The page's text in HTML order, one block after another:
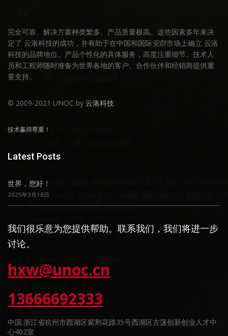
完全可靠、解决方案种类繁多、产品质量极高。这些因素多年来决
定了 云洛科技的成功，并有助于在中国和国际安防市场上确立 云洛
科技的品牌地位。产品个性化的具体服务，高度注重细节。技术人
员和工程师随时准备为世界各地的客户、合作伙伴和经销商提供重
要支持。
© 2009-2021 UNOC by 云洛科技.
技术赢得尊重！
Latest Posts
世界，您好！
2025年3月18日
我们很乐意为您提供帮助。联系我们，我们将进一步
讨论。
hxw@unoc.cn
13666692333
中国.浙江省杭州市西湖区紫荆花路35号西湖区古荡创新创业人才中
心402室